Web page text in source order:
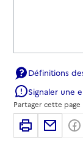
Définitions
Signaler une
Partager cette page
Imprimer